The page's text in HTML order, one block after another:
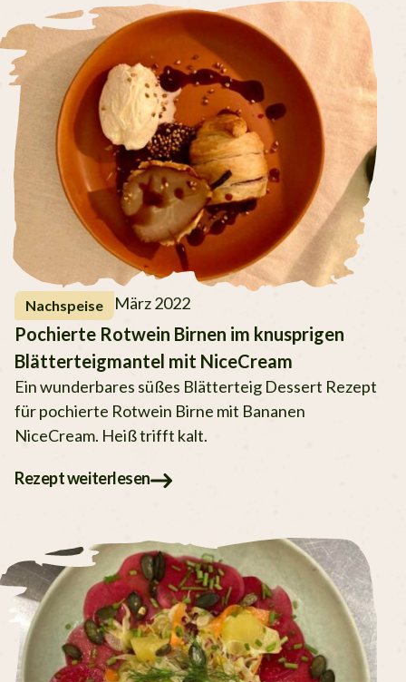
Nachspeise März 2022
Pochierte Rotwein Birnen im knusprigen
Blätterteigmantel mit NiceCream
Ein wunderbares süßes Blätterteig Dessert Rezept
für pochierte Rotwein Birne mit Bananen
NiceCream. Heiß trifft kalt.
Rezept weiterlesen